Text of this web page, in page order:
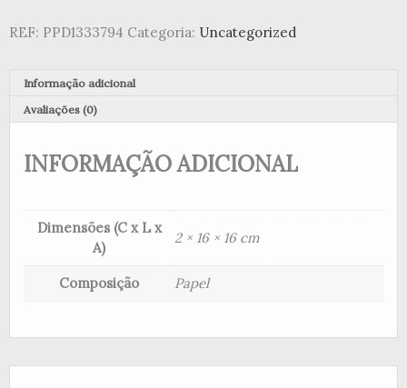
REF: PPD1333794 Categoria: Uncategorized
Informação adicional
Avaliações (0)
INFORMAÇÃO ADICIONAL
Dimensões (C x L x
A)
2 × 16 × 16 cm
Composição Papel